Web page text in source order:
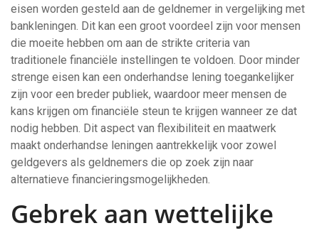
eisen worden gesteld aan de geldnemer in vergelijking met
bankleningen. Dit kan een groot voordeel zijn voor mensen
die moeite hebben om aan de strikte criteria van
traditionele financiële instellingen te voldoen. Door minder
strenge eisen kan een onderhandse lening toegankelijker
zijn voor een breder publiek, waardoor meer mensen de
kans krijgen om financiële steun te krijgen wanneer ze dat
nodig hebben. Dit aspect van flexibiliteit en maatwerk
maakt onderhandse leningen aantrekkelijk voor zowel
geldgevers als geldnemers die op zoek zijn naar
alternatieve financieringsmogelijkheden.
Gebrek aan wettelijke